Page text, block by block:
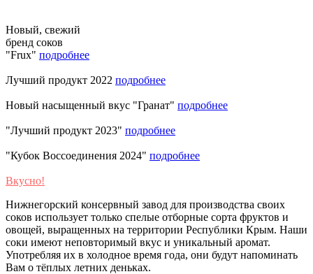
Новый, свежий
бренд соков
"Frux" подробнее
Лучший продукт 2022 подробнее
Новый насыщенный вкус "Гранат" подробнее
"Лучший продукт 2023" подробнее
"Кубок Воссоединения 2024" подробнее
Вкусно!
Нижнегорский консервный завод для производства своих
соков использует только спелые отборные сорта фруктов и
овощей, выращенных на территории Республики Крым. Наши
соки имеют неповторимый вкус и уникальный аромат.
Употребляя их в холодное время года, они будут напоминать
Вам о тёплых летних деньках. ​